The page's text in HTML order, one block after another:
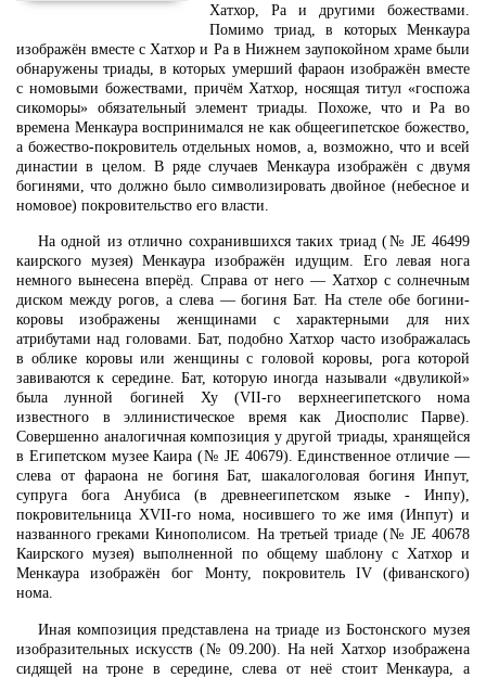
Хатхор, Ра и другими божествами.
Помимо триад, в которых Менкаура
изображён вместе с Хатхор и Ра в Нижнем заупокойном храме были
обнаружены триады, в которых умерший фараон изображён вместе
с номовыми божествами, причём Хатхор, носящая титул «госпожа
сикоморы» обязательный элемент триады. Похоже, что и Ра во
времена Менкаура воспринимался не как общеегипетское божество,
а божество-покровитель отдельных номов, а, возможно, что и всей
династии в целом. В ряде случаев Менкаура изображён с двумя
богинями, что должно было символизировать двойное (небесное и
номовое) покровительство его власти.
На одной из отлично сохранившихся таких триад (№ JE 46499
каирского музея) Менкаура изображён идущим. Его левая нога
немного вынесена вперёд. Справа от него — Хатхор с солнечным
диском между рогов, а слева — богиня Бат. На стеле обе богини-
коровы изображены женщинами с характерными для них
атрибутами над головами. Бат, подобно Хатхор часто изображалась
в облике коровы или женщины с головой коровы, рога которой
завиваются к середине. Бат, которую иногда называли «двуликой»
была лунной богиней Ху (VII-го верхнеегипетского нома
известного в эллинистическое время как Диосполис Парве).
Совершенно аналогичная композиция у другой триады, хранящейся
в Египетском музее Каира (№ JE 40679). Единственное отличие —
слева от фараона не богиня Бат, шакалоголовая богиня Инпут,
супруга бога Анубиса (в древнеегипетском языке - Инпу),
покровительница XVII-го нома, носившего то же имя (Инпут) и
названного греками Кинополисом. На третьей триаде (№ JE 40678
Каирского музея) выполненной по общему шаблону с Хатхор и
Менкаура изображён бог Монту, покровитель IV (фиванского)
нома.
Иная композиция представлена на триаде из Бостонского музея
изобразительных искусств (№ 09.200). На ней Хатхор изображена
сидящей на троне в середине, слева от неё стоит Менкаура, а